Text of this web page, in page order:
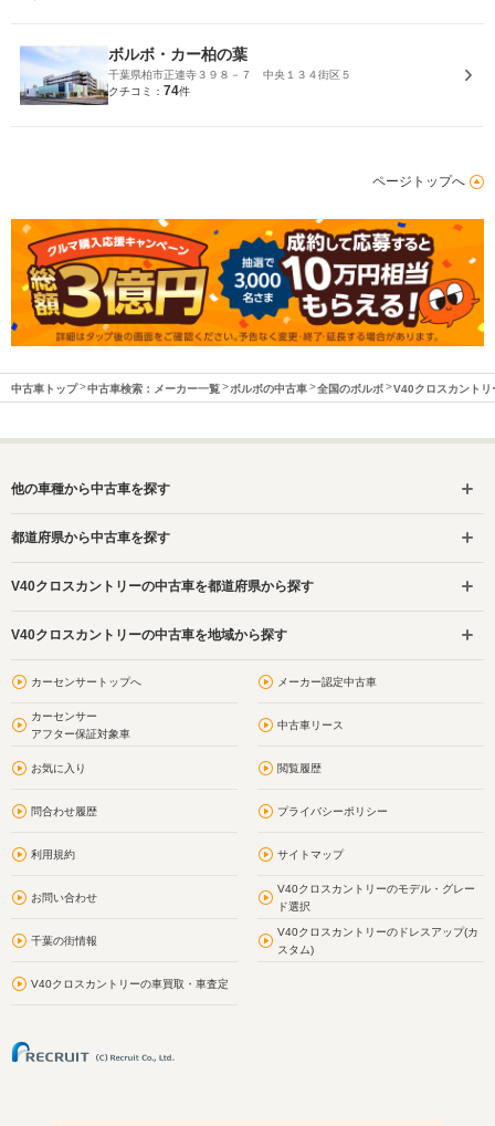
ボルボ・カー柏の葉
千葉県柏市正連寺３９８－７ 中央１３４街区５
クチコミ： 74件
ページトップへ
中古車トップ 中古車検索：メーカー一覧 ボルボの中古車 全国のボルボ V40クロスカントリ
他の車種から中古車を探す
都道府県から中古車を探す
V40クロスカントリーの中古車を都道府県から探す
V40クロスカントリーの中古車を地域から探す
カーセンサートップへ メーカー認定中古車
カーセンサー
アフター保証対象車
中古車リース
お気に入り 閲覧履歴
問合わせ履歴 プライバシーポリシー
利用規約 サイトマップ
お問い合わせ
V40クロスカントリーのモデル・グレー
ド選択
千葉の街情報
V40クロスカントリーのドレスアップ(カ
スタム)
V40クロスカントリーの車買取・車査定